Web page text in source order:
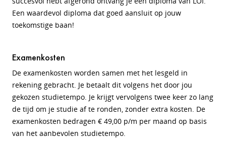
Een waardevol diploma dat goed aansluit op jouw
toekomstige baan!
Examenkosten
De examenkosten worden samen met het lesgeld in
rekening gebracht. Je betaalt dit volgens het door jou
gekozen studietempo. Je krijgt vervolgens twee keer zo lang
de tijd om je studie af te ronden, zonder extra kosten. De
examenkosten bedragen € 49,00 p/m per maand op basis
van het aanbevolen studietempo.